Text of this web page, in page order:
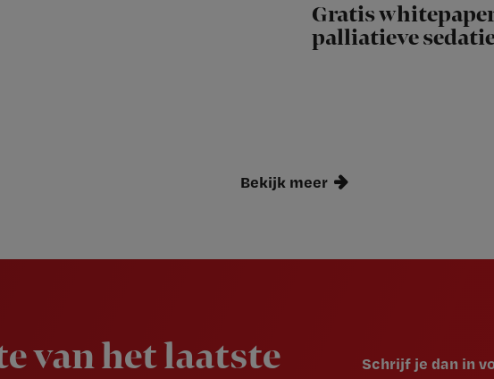
Gratis
palliatieve
Bekijk meer
van het laatste
Schrijf je dan in